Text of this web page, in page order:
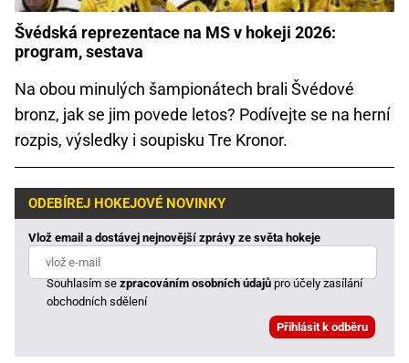
Švédská reprezentace na MS v hokeji 2026:
program, sestava
Na obou minulých šampionátech brali Švédové
bronz, jak se jim povede letos? Podívejte se na herní
rozpis, výsledky i soupisku Tre Kronor.
ODEBÍREJ HOKEJOVÉ NOVINKY
Vlož email a dostávej nejnovější zprávy ze světa hokeje
Souhlasím sezpracováním osobních údajůpro účely zasílání
obchodních sdělení